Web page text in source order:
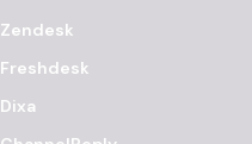
Zendesk
Freshdesk
Dixa